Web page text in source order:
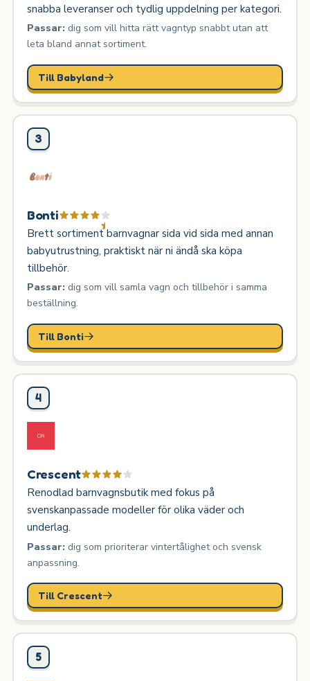
snabba leveranser och tydlig uppdelning per kategori.
Passar:dig som vill hitta rätt vagntyp snabbt utan att
leta bland annat sortiment.
Till Babyland
3
Bonti
Brett sortiment barnvagnar sida vid sida med annan
babyutrustning, praktiskt när ni ändå ska köpa
tillbehör.
Passar:dig som vill samla vagn och tillbehör i samma
beställning.
Till Bonti
4
Crescent
Renodlad barnvagnsbutik med fokus på
svenskanpassade modeller för olika väder och
underlag.
Passar:dig som prioriterar vintertålighet och svensk
anpassning.
Till Crescent
5